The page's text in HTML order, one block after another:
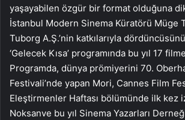
yaşayabilen özgür bir format olduğuna
İstanbul Modern Sinema Küratörü Müge
Tuborg A.Ş.’nin katkılarıyla
‘Gelecek Kısa’ programında bu yıl 17
Programda, dünya prömiyerini 70.
Festivali’nde yapan Mori, Cannes Film
Eleştirmenler Haftası bölümünde ilk kez
Noksanve bu yıl Sinema Yazarları